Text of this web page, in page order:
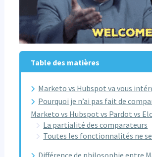
Table des matières
Marketo vs Hubspot va vous
Pourquoi je n’ai pas fait de
Marketo vs Hubspot vs Pardot vs
La partialité des comparateurs
Toutes les fonctionnalités ne
Différence de philosophie entre